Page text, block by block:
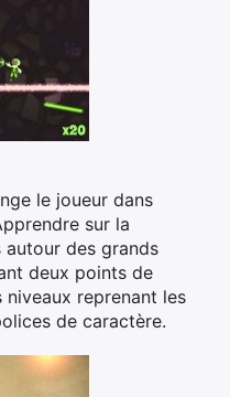
le joueur dans
sur la
des grands
deux points de
reprenant les
de caractère.